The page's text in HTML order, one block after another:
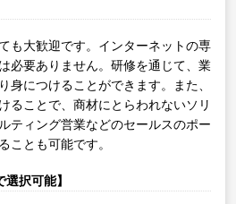
も大歓迎です。インターネットの専
必要ありません。研修を通じて、業
身につけることができます。また、
ることで、商材にとらわれないソリ
ティング営業などのセールスのポー
ことも可能です。
択可能】